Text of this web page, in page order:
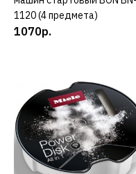
1120 (4 предмета)
1070р.